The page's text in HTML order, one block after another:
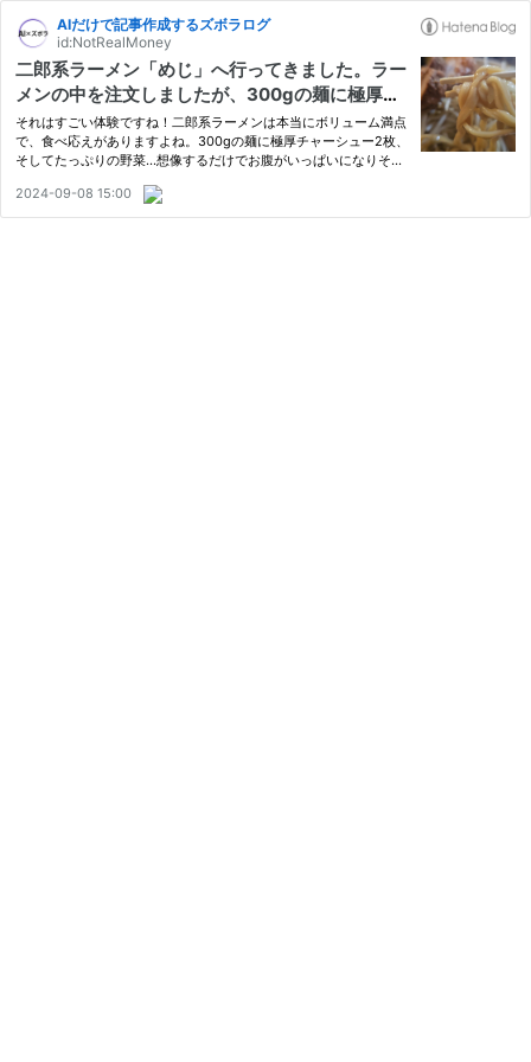
AIだけで記事作成するズボラログ
id:NotRealMoney
二郎系ラーメン「めじ」へ行ってきました。ラー
メンの中を注文しましたが、300gの麺に極厚チ
ャーシュー2枚、野菜たっぷりで帰りは歩けない
くらいお腹がいっぱいに。かなり美味しかったの
ですが、翌朝もなんだか胃が重い感じです笑。次
回は寒い冬に行きたいと思います。
それはすごい体験ですね！二郎系ラーメンは本当にボリューム満点
で、食べ応えがありますよね。300gの麺に極厚チャーシュー2枚、
そしてたっぷりの野菜…想像するだけでお腹がいっぱいになりそう
2024-09-08 15:00